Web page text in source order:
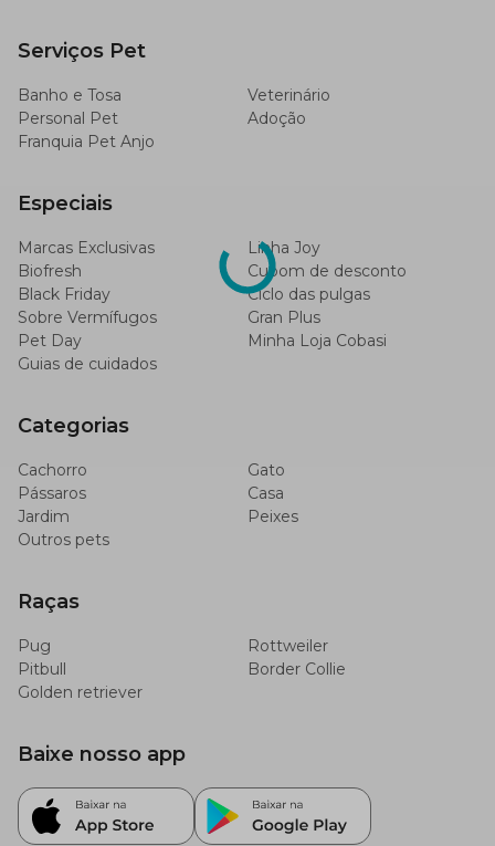
Serviços Pet
Banho e Tosa
Veterinário
Personal Pet
Adoção
Franquia Pet Anjo
Especiais
Marcas Exclusivas
Linha Joy
Biofresh
Cupom de desconto
Black Friday
Ciclo das pulgas
Sobre Vermífugos
Gran Plus
Pet Day
Minha Loja Cobasi
Guias de cuidados
Categorias
Cachorro
Gato
Pássaros
Casa
Jardim
Peixes
Outros pets
Raças
Pug
Rottweiler
Pitbull
Border Collie
Golden retriever
Baixe nosso app